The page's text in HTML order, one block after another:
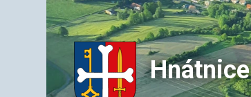
Hnátnice